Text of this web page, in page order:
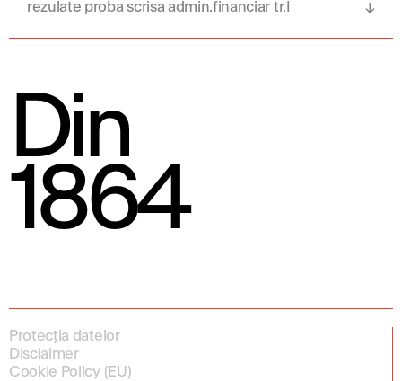
rezulate proba scrisa admin.financiar tr.I
Din
1864
Protecția datelor
Disclaimer
Cookie Policy (EU)